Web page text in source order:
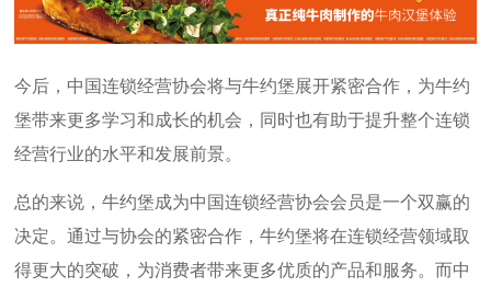
今后，中国连锁经营协会将与牛约堡展开紧密合作，为牛约
堡带来更多学习和成长的机会，同时也有助于提升整个连锁
经营行业的水平和发展前景。
总的来说，牛约堡成为中国连锁经营协会会员是一个双赢的
决定。通过与协会的紧密合作，牛约堡将在连锁经营领域取
得更大的突破，为消费者带来更多优质的产品和服务。而中